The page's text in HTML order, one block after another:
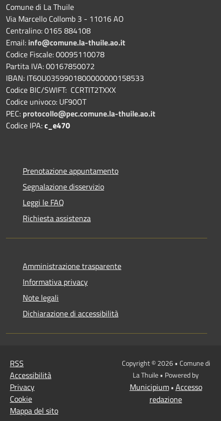
Comune di La Thuile
Via Marcello Collomb 3 - 11016 AO
Centralino: 0165 884108
Email: info@comune.la-thuile.ao.it
Codice Fiscale: 00095110078
Partita IVA: 00167850072
IBAN: IT60U0359901800000000158533
Codice BIC/SWIFT: CCRTIT2TXXX
Codice univoco: UF90OT
PEC: protocollo@pec.comune.la-thuile.ao.it
Codice IPA:c_e470
Prenotazione appuntamento
Segnalazione disservizio
Leggi le FAQ
Richiesta assistenza
Amministrazione trasparente
Informativa privacy
Note legali
Dichiarazione di accessibilità
RSS
Accessibilità
Privacy
Cookie
Mappa del sito
Copyright © 2026 • Comune di
La Thuile • Powered by
Municipium• Accesso
redazione